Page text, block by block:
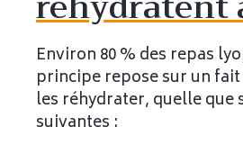
Environ 80 % des repas
principe repose sur un
les réhydrater, quelle
suivantes :